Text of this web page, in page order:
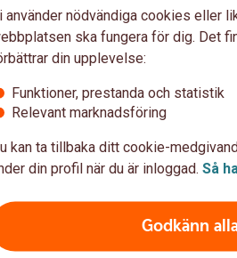
till att ha ordentliga
till nätet. Var uppmärksam på mejl
länkar eller bilagor.
betalningskrav på en vara eller
Det kan både handla om att
använder nödvändiga cookies eller
ska fungera för dig. Det
din upplevelse:
Funktioner, prestanda och statistik
Relevant marknadsföring
kan ta tillbaka ditt cookie-
din profil när du är inloggad. Så
Godkänn